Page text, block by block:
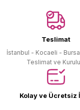
Teslimat
İstanbul - Kocaeli -
Teslimat ve
Kolay ve Ücretsiz